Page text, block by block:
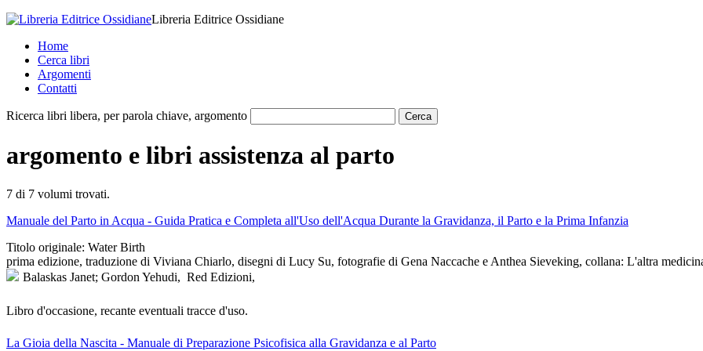
Libreria Editrice Ossidiane
Home
Cerca libri
Argomenti
Contatti
Ricerca libri libera, per parola chiave, argomento
argomento e libri assistenza al parto
7 di 7 volumi trovati.
Manuale del Parto in Acqua - Guida Pratica e Completa all'Uso dell'Acqua Durante la Gravidanza, il Parto e la Prima Infanzia
Titolo originale: Water Birth
prima edizione, traduzione di Viviana Chiarlo, disegni di Lucy Su, fotografie di Gena Naccache e Anthea Sieveking, collana: L'altra
Balaskas Janet; Gordon Yehudi, Red Edizioni,
Libro d'occasione, recante eventuali tracce d'uso.
La Gioia della Nascita - Manuale di Preparazione Psicofisica alla Gravidanza e al Parto